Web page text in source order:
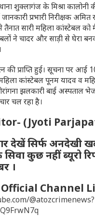
शुक्लागंज के मिश्रा कालोनी
प्रभारी निरीक्षक अमित
तैनात सारी महिला कांस्टेबल
ने चादर और साड़ी से घेरा
की प्राप्ति हुई। सूचना पर
कांस्टेबल पूनम यादव व
झलकारी बाई अस्पताल
चल रहा है।
(Jyoti
देखें सिर्फ अनदेखी
कुछ नहीं ब्यूरो
।
Official Channel
@atozcrimenews?